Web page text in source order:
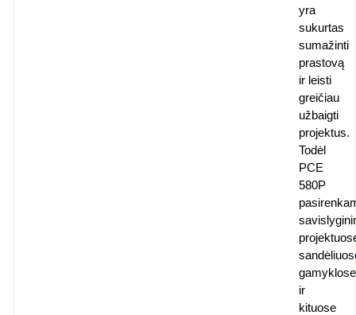
yra
sukurtas
sumažinti
prastovą
ir leisti
greičiau
užbaigti
projektus.
Todėl
PCE
580P
gamyklose
ir
kituose